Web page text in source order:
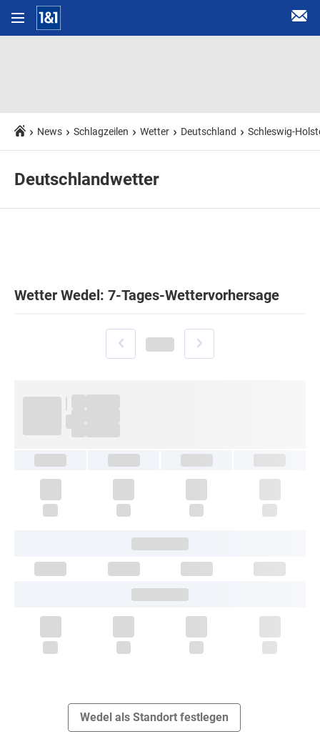
News Schlagzeilen Wetter Deutschland Schleswig-
Deutschlandwetter
Wetter Wedel: 7-Tages-Wettervorhersage
Wedel als Standort festlegen